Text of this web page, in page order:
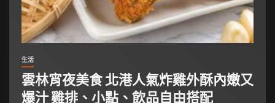
生活
雲林宵夜美食 北港人氣炸雞外酥內嫩又
爆汁 雞排、小點、飲品自由搭配